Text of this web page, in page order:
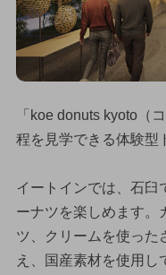
「koe donuts kyoto（
程を見学できる体験型
イートインでは、石臼
ーナツを楽しめます。
ツ、クリームを使った
え、国産素材を使用し